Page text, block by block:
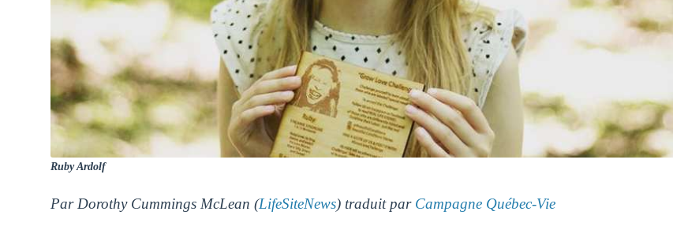
Ruby Ardolf
Par Dorothy Cummings McLean (LifeSiteNews) traduit par Campagne Québec-Vie